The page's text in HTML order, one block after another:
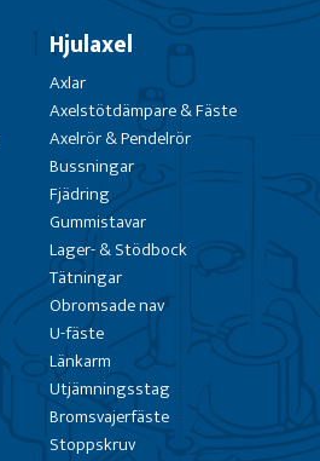
Hjulaxel
Axlar
Axelstötdämpare & Fäste
Axelrör & Pendelrör
Bussningar
Fjädring
Gummistavar
Lager- & Stödbock
Tätningar
Obromsade nav
U-fäste
Länkarm
Utjämningsstag
Bromsvajerfäste
Stoppskruv